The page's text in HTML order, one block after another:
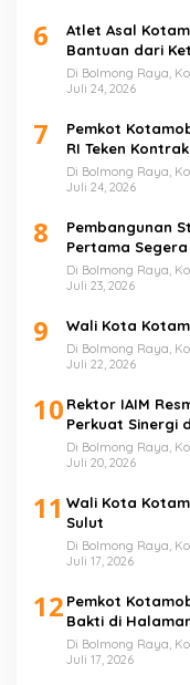
6
Atlet Asal
Bantuan dari
Di Bolmong Raya,
Juli 24, 2026
7
Pemkot
RI Teken
Di Bolmong Raya,
Juli 24, 2026
8
Pembangunan
Pertama
Di Bolmong Raya,
Juli 23, 2026
9 Wali Kota
Di Bolmong Raya,
Juli 22, 2026
10 Rektor IAIM
Perkuat Sinergi
Di Bolmong Raya,
Juli 20, 2026
11 Wali Kota
Sulut
Di Bolmong Raya,
Juli 17, 2026
12 Pemkot
Bakti di
Di Bolmong Raya,
Juli 17, 2026